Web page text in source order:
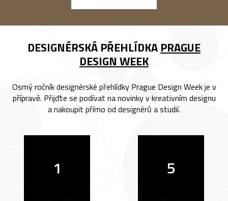
DESIGNÉRSKÁ PŘEHLÍDKA PRAGUE
DESIGN WEEK
Osmý ročník designérské přehlídky Prague Design Week je v
přípravě. Přijďte se podívat na novinky v kreativním designu
a nakoupit přímo od designérů a studií.
1 5